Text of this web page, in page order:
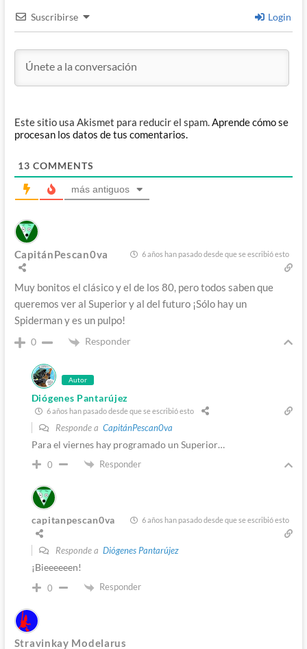
Suscribirse Login
Este sitio usa Akismet para reducir el spam.Aprende cómo se
procesan los datos de tus comentarios.
13 COMMENTS
más antiguos
CapitánPescan0va 6 años han pasado desde que se escribió esto
Muy bonitos el clásico y el de los 80, pero todos saben que
queremos ver al Superior y al del futuro ¡Sólo hay un
Spiderman y es un pulpo!
0 Responder
Autor
Diógenes Pantarújez
6 años han pasado desde que se escribió esto
Responde a CapitánPescan0va
Para el viernes hay programado un Superior…
0 Responder
capitanpescan0va 6 años han pasado desde que se escribió esto
Responde a Diógenes Pantarújez
¡Bieeeeeen!
0 Responder
Stravinkay Modelarus